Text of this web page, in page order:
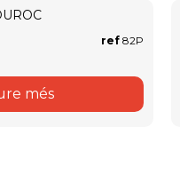
ref82P
més